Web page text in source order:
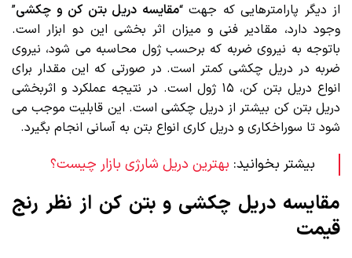
از دیگر پارامترهایی که جهت “مقایسه دریل بتن کن و چکشی”
وجود دارد، مقادیر فنی و میزان اثر بخشی این دو ابزار است.
باتوجه به نیروی ضربه که برحسب ژول محاسبه می شود، نیروی
ضربه در دریل چکشی کمتر است. در صورتی که این مقدار برای
انواع دریل بتن کن، ۱۵ ژول است. در نتیجه عملکرد و اثربخشی
دریل بتن کن بیشتر از دریل چکشی است. این قابلیت موجب می
شود تا سوراخکاری و دریل کاری انواع بتن به آسانی انجام بگیرد.
بیشتر بخوانید: بهترین دریل شارژی بازار چیست؟
مقایسه دریل چکشی و بتن کن از نظر رنج
قیمت